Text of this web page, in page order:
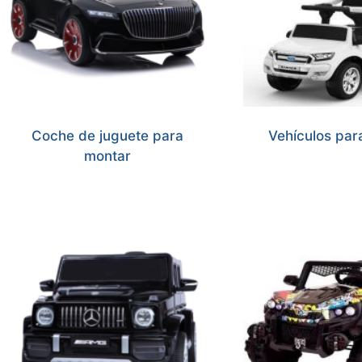
Coche de juguete para
montar
Vehículos